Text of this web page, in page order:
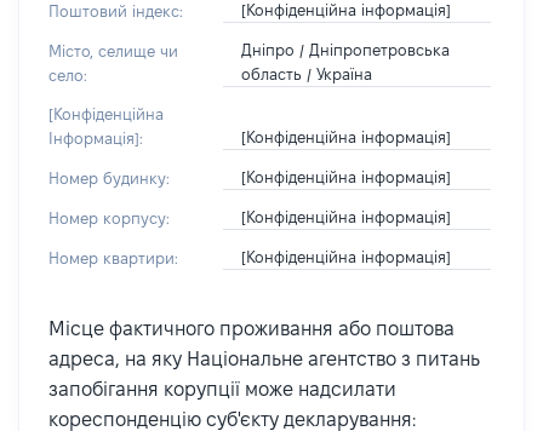
Поштовий індекс: [Конфіденційна інформація]
Місто, селище чи
село:
Дніпро / Дніпропетровська
область / Україна
[Конфіденційна
Інформація]:
[Конфіденційна інформація]
Номер будинку: [Конфіденційна інформація]
Номер корпусу: [Конфіденційна інформація]
Номер квартири: [Конфіденційна інформація]
Місце фактичного проживання або поштова
адреса, на яку Національне агентство з питань
запобігання корупції може надсилати
кореспонденцію суб'єкту декларування: